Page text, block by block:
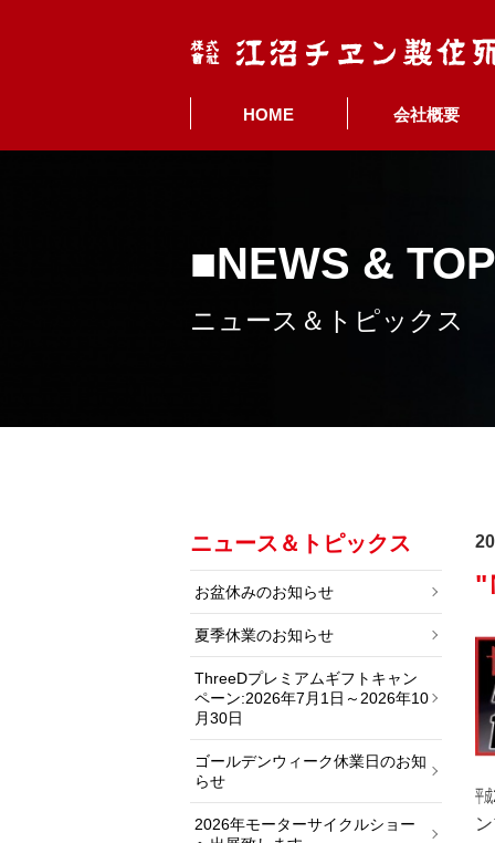
HOME 会社概要
NEWS &
ニュース＆トピックス
"
ニュース＆トピックス
お盆休みのお知らせ
夏季休業のお知らせ
ThreeDプレミアムギフトキャン
ペーン:2026年7月1日～2026年10
月30日
ゴールデンウィーク休業日のお知
らせ
2026年モーターサイクルショー